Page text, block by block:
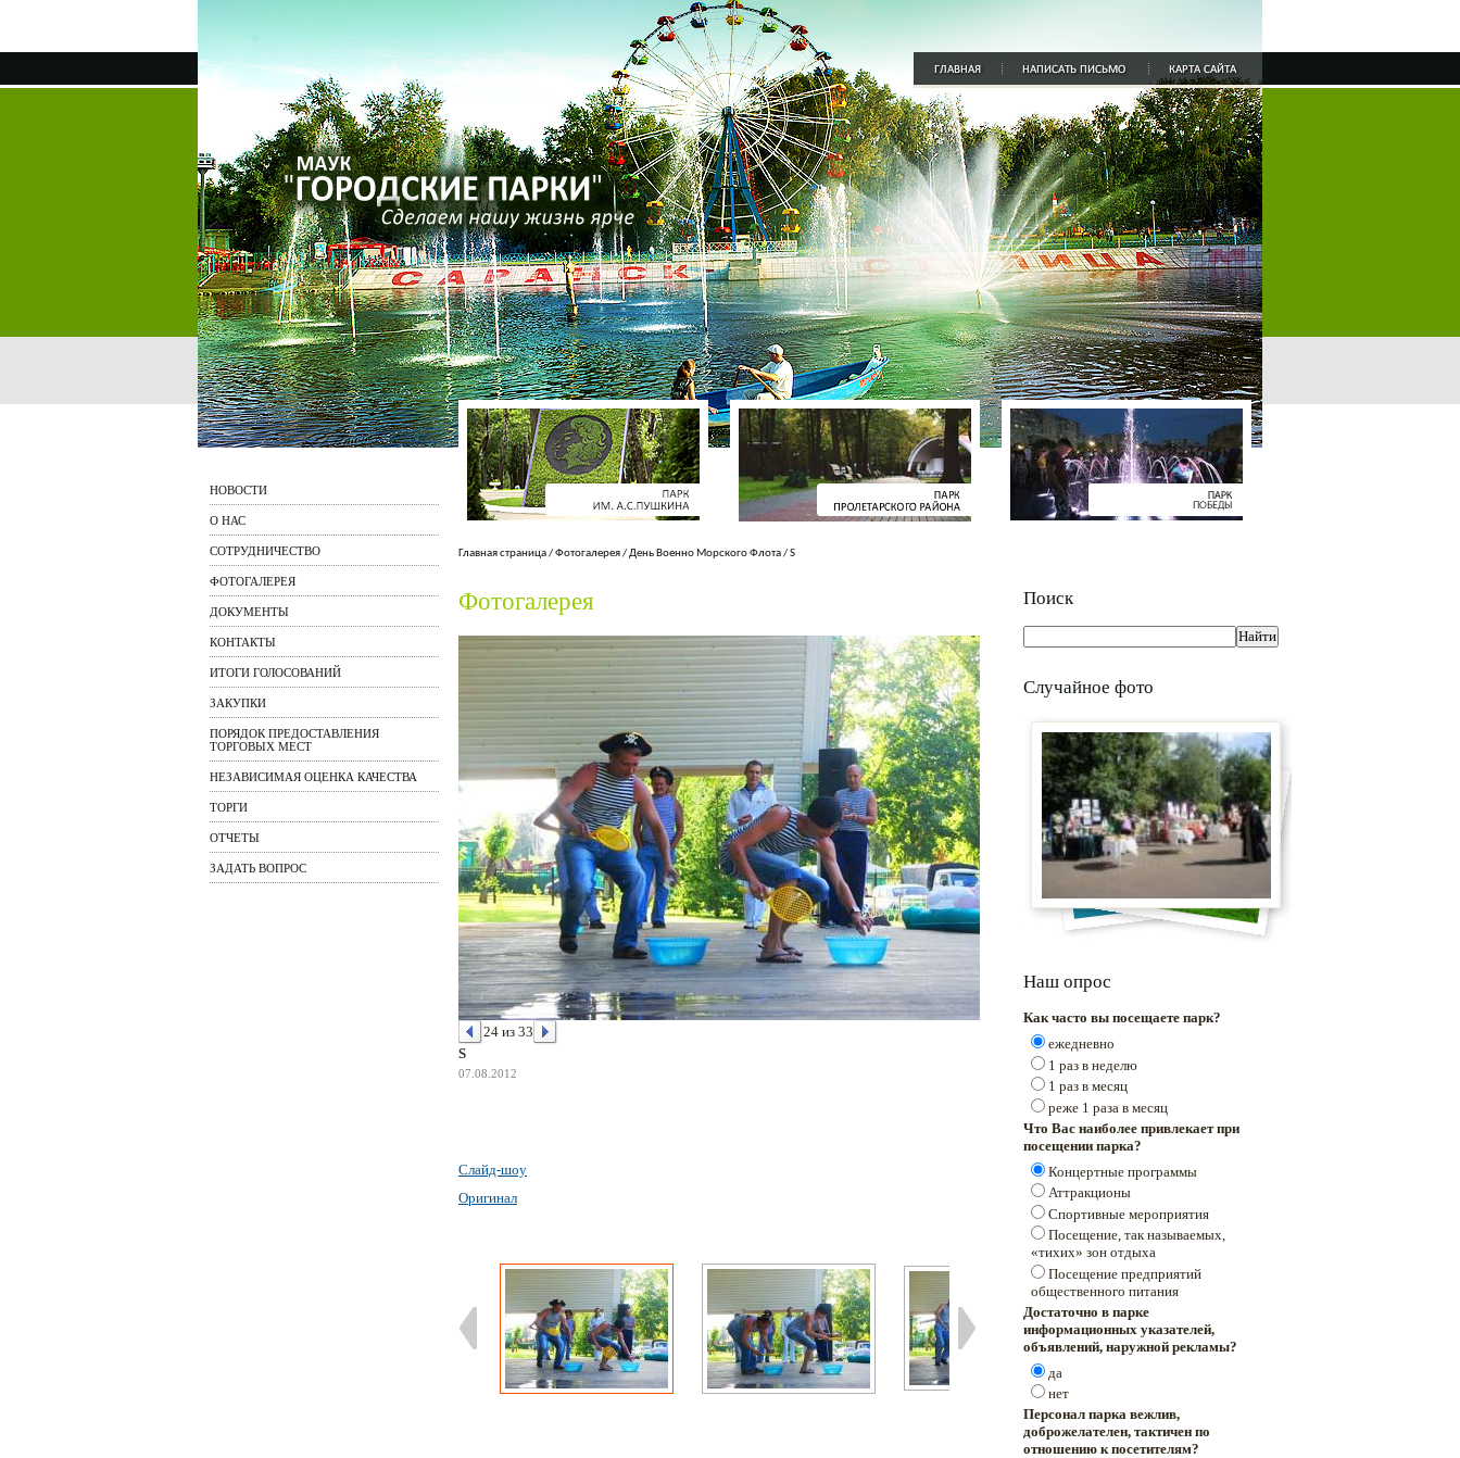
НОВОСТИ
О НАС
СОТРУДНИЧЕСТВО
ФОТОГАЛЕРЕЯ
ДОКУМЕНТЫ
КОНТАКТЫ
ИТОГИ ГОЛОСОВАНИЙ
ЗАКУПКИ
ПОРЯДОК ПРЕДОСТАВЛЕНИЯ
ТОРГОВЫХ МЕСТ
НЕЗАВИСИМАЯ ОЦЕНКА КАЧЕСТВА
ТОРГИ
ОТЧЕТЫ
ЗАДАТЬ ВОПРОС
Главная страница/Фотогалерея/День Военно Морского Флота/S
Фотогалерея
24 из 33
S
07.08.2012
Слайд-шоу
Оригинал
Поиск
Случайное фото
Наш опрос
Как часто вы посещаете парк?
ежедневно
1 раз в неделю
1 раз в месяц
реже 1 раза в месяц
Что Вас наиболее привлекает при
посещении парка?
Концертные программы
Аттракционы
Спортивные мероприятия
Посещение, так называемых,
«тихих» зон отдыха
Посещение предприятий
общественного питания
Достаточно в парке
информационных указателей,
объявлений, наружной рекламы?
да
нет
Персонал парка вежлив,
доброжелателен, тактичен по
отношению к посетителям?